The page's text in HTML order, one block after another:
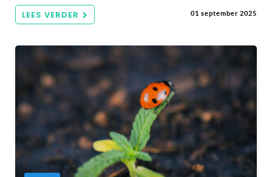
LEES VERDER 01 september 2025